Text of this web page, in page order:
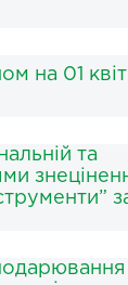
на 01
та